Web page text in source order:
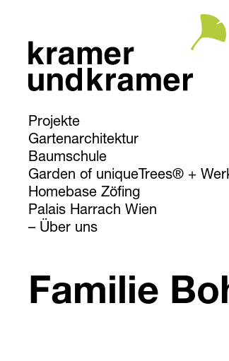
Projekte
Gartenarchitektur
Baumschule
Garden of uniqueTrees® +
Homebase Zöfing
Palais Harrach Wien
Über uns
Familie